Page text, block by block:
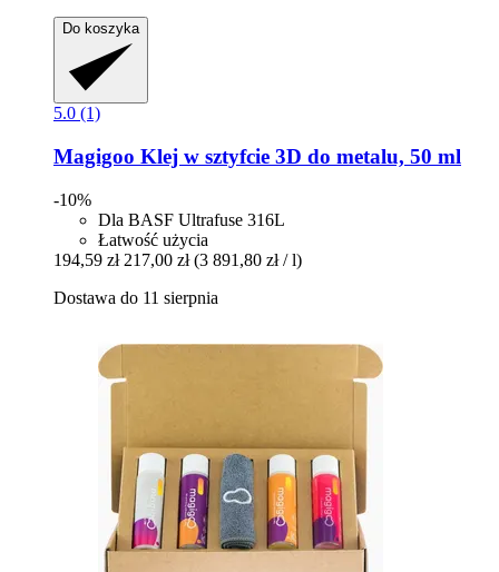
Do koszyka
5.0 (1)
Magigoo Klej w sztyfcie 3D do metalu, 50 ml
-10%
Dla BASF Ultrafuse 316L
Łatwość użycia
194,59 zł 217,00 zł (3 891,80 zł / l)
Dostawa do 11 sierpnia